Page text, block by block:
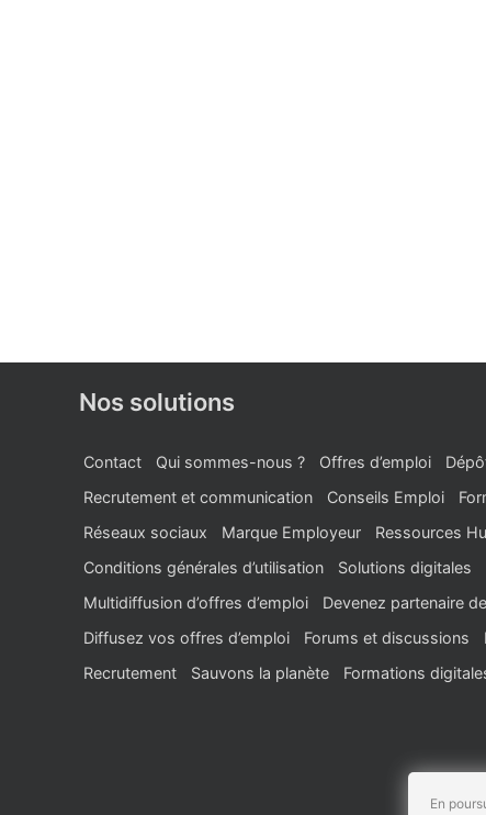
Nos solutions
Contact Qui sommes-nous ? Offres d’emploi
Recrutement et communication
Conseils Emploi
Réseaux sociaux
Marque Employeur Ressources
Conditions générales d’utilisation
Solutions digitales
Multidiffusion d’offres d’emploi
Devenez partenaire
Diffusez vos offres d’emploi
Forums et discussions
Recrutement
Sauvons la planète Formations
En